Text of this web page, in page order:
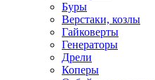
Буры
Верстаки, козлы
Гайковерты
Генераторы
Дрели
Коперы